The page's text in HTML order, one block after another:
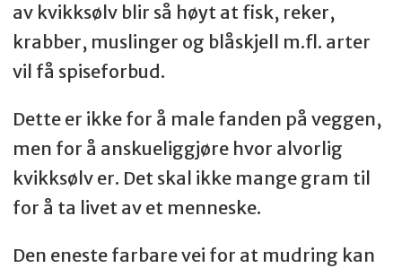
av kvikksølv blir så høyt at fisk, reker,
krabber, muslinger og blåskjell m.fl. arter
vil få spiseforbud.
Dette er ikke for å male fanden på veggen,
men for å anskueliggjøre hvor alvorlig
kvikksølv er. Det skal ikke mange gram til
for å ta livet av et menneske.
Den eneste farbare vei for at mudring kan